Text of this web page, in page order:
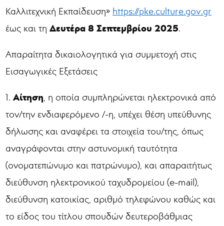
Καλλιτεχνική Εκπαίδευση» https://pke.culture.gov.gr
έως και τηΔευτέρα 8 Σεπτεμβρίου 2025.
Απαραίτητα δικαιολογητικά για συμμετοχή στις
Εισαγωγικές Εξετάσεις
1.Αίτηση , η οποία συμπληρώνεται ηλεκτρονικά από
τον/την ενδιαφερόμενο /-η, υπέχει θέση υπεύθυνης
δήλωσης και αναφέρει τα στοιχεία του/της, όπως
αναγράφονται στην αστυνομική ταυτότητα
(ονοματεπώνυμο και πατρώνυμο), και απαραιτήτως
διεύθυνση ηλεκτρονικού ταχυδρομείου (e-mail),
διεύθυνση κατοικίας, αριθμό τηλεφώνου καθώς και
το είδος του τίτλου σπουδών δευτεροβάθμιας